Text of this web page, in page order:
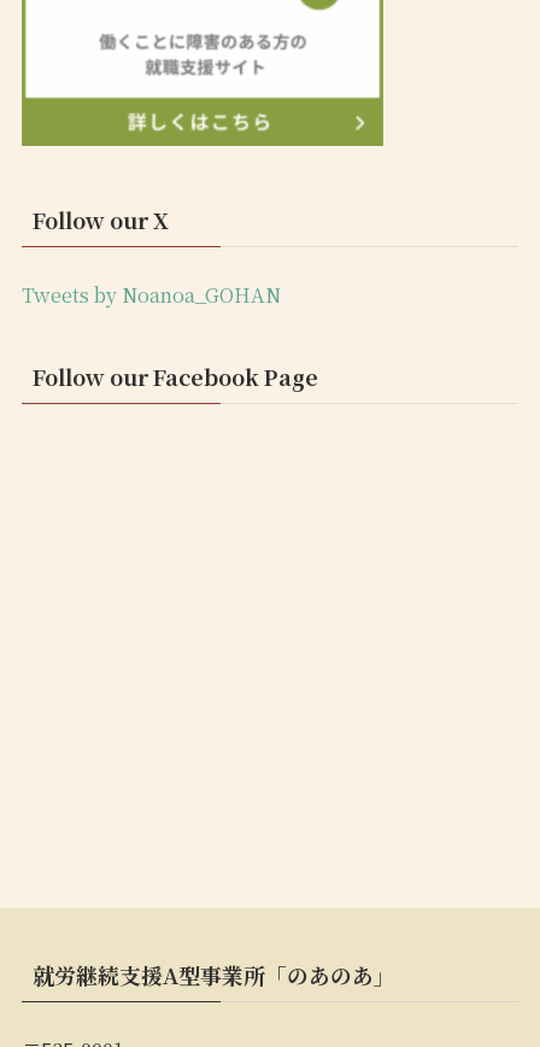
Follow our X
Tweets by Noanoa_GOHAN
Follow our Facebook Page
就労継続支援A型事業所「のあのあ」